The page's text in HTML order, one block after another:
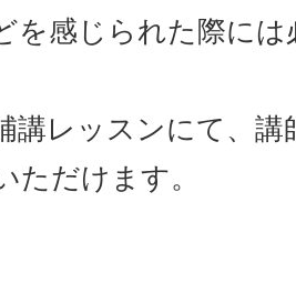
を感じられた際には
講レッスンにて、講
ただけます。